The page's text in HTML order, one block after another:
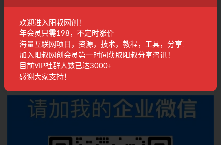
发表回复
登录...后才能评论
欢迎进入阳叔网创！
年会员只需198，不定时涨价
海量互联网项目，资源，技术，教程，工具，分享！
加入阳叔网创会员第一时间获取阳叔分享咨讯！
目前VIP社群人数已达3000+
感谢大家支持！